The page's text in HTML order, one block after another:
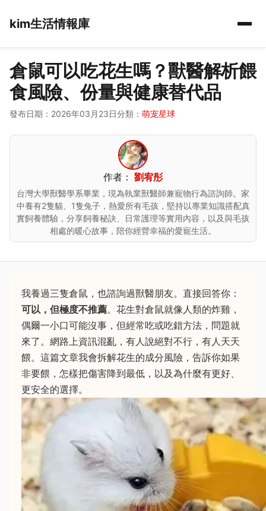
kim生活情報庫
倉鼠可以吃花生嗎？獸醫解析餵
食風險、份量與健康替代品
發布日期：2026年03月23日分類： 萌宠星球
作者： 劉宥彤
台灣大學獸醫學系畢業，現為執業獸醫師兼寵物行為諮詢師。家
中養有2隻貓、1隻兔子，熱愛所有毛孩，堅持以專業知識搭配真
實飼養體驗，分享飼養秘訣、日常護理等實用內容，以及與毛孩
相處的暖心故事，陪你經營幸福的愛寵生活。
我養過三隻倉鼠，也諮詢過獸醫朋友。直接回答你：
可以，但極度不推薦。花生對倉鼠就像人類的炸雞，
偶爾一小口可能沒事，但經常吃或吃錯方法，問題就
來了。網路上資訊混亂，有人說絕對不行，有人天天
餵。這篇文章我會拆解花生的成分風險，告訴你如果
非要餵，怎樣把傷害降到最低，以及為什麼有更好、
更安全的選擇。